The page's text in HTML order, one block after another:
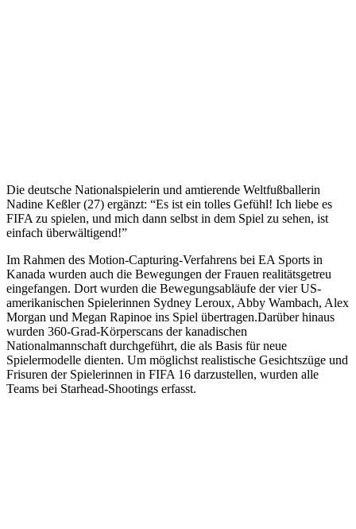
Die deutsche Nationalspielerin und amtierende Weltfußballerin
Nadine Keßler (27) ergänzt: “Es ist ein tolles Gefühl! Ich liebe es
FIFA zu spielen, und mich dann selbst in dem Spiel zu sehen, ist
einfach überwältigend!”
Im Rahmen des Motion-Capturing-Verfahrens bei EA Sports in
Kanada wurden auch die Bewegungen der Frauen realitätsgetreu
eingefangen. Dort wurden die Bewegungsabläufe der vier US-
amerikanischen Spielerinnen Sydney Leroux, Abby Wambach, Alex
Morgan und Megan Rapinoe ins Spiel übertragen.Darüber hinaus
wurden 360-Grad-Körperscans der kanadischen
Nationalmannschaft durchgeführt, die als Basis für neue
Spielermodelle dienten. Um möglichst realistische Gesichtszüge und
Frisuren der Spielerinnen in FIFA 16 darzustellen, wurden alle
Teams bei Starhead-Shootings erfasst.